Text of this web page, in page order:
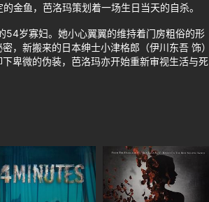
金鱼，芭洛玛策划着一场生日当天的自杀。
岁寡妇。她小心翼翼的维持着门房粗俗的形
，新搬来的日本绅士小津格郎（伊川东吾 饰）
卑微的伪装，芭洛玛亦开始重新审视生活与死